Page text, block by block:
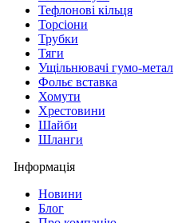
Тефлонові кільця
Торсіони
Трубки
Тяги
Ущільнювачі гумо-метал
Фольє вставка
Хомути
Хрестовини
Шайби
Шланги
Інформація
Новини
Блог